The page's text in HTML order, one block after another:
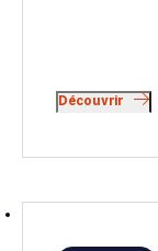
Découvrir